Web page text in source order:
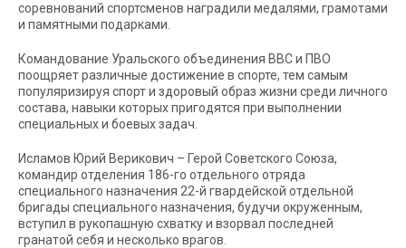
соревнований спортсменов наградили медалями, грамотами
и памятными подарками.
Командование Уральского объединения ВВС и ПВО
поощряет различные достижение в спорте, тем самым
популяризируя спорт и здоровый образ жизни среди личного
состава, навыки которых пригодятся при выполнении
специальных и боевых задач.
Исламов Юрий Верикович – Герой Советского Союза,
командир отделения 186-го отдельного отряда
специального назначения 22-й гвардейской отдельной
бригады специального назначения, будучи окруженным,
вступил в рукопашную схватку и взорвал последней
гранатой себя и несколько врагов.